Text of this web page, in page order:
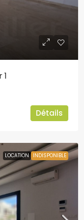
Détails
LOCATION INDISPONIBLE